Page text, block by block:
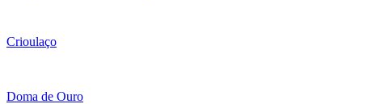
Crioulaço
Doma de Ouro